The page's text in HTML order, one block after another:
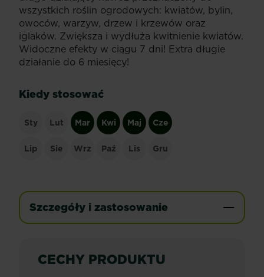
wszystkich roślin ogrodowych: kwiatów, bylin,
owoców, warzyw, drzew i krzewów oraz
iglaków. Zwiększa i wydłuża kwitnienie kwiatów.
Widoczne efekty w ciągu 7 dni! Extra długie
działanie do 6 miesięcy!
Kiedy stosować
Sty Lut Mar Kwi Maj Cze
Lip Sie Wrz Paź Lis Gru
Szczegóły i zastosowanie
CECHY PRODUKTU